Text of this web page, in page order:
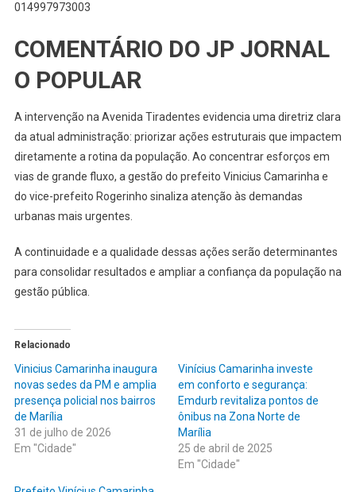
014997973003
COMENTÁRIO DO JP JORNAL
O POPULAR
A intervenção na Avenida Tiradentes evidencia uma diretriz clara
da atual administração: priorizar ações estruturais que impactem
diretamente a rotina da população. Ao concentrar esforços em
vias de grande fluxo, a gestão do prefeito Vinicius Camarinha e
do vice-prefeito Rogerinho sinaliza atenção às demandas
urbanas mais urgentes.
A continuidade e a qualidade dessas ações serão determinantes
para consolidar resultados e ampliar a confiança da população na
gestão pública.
Relacionado
Vinicius Camarinha inaugura
novas sedes da PM e amplia
presença policial nos bairros
de Marília
31 de julho de 2026
Em "Cidade"
Vinícius Camarinha investe
em conforto e segurança:
Emdurb revitaliza pontos de
ônibus na Zona Norte de
Marília
25 de abril de 2025
Em "Cidade"